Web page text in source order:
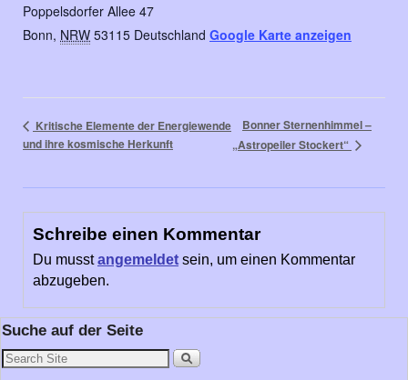
Poppelsdorfer Allee 47
Bonn, NRW 53115 Deutschland Google Karte anzeigen
Kritische Elemente der Energiewende
und ihre kosmische Herkunft
Bonner Sternenhimmel –
„Astropeiler Stockert“
Schreibe einen Kommentar
Du musstangemeldet sein, um einen Kommentar
abzugeben.
Suche auf der Seite